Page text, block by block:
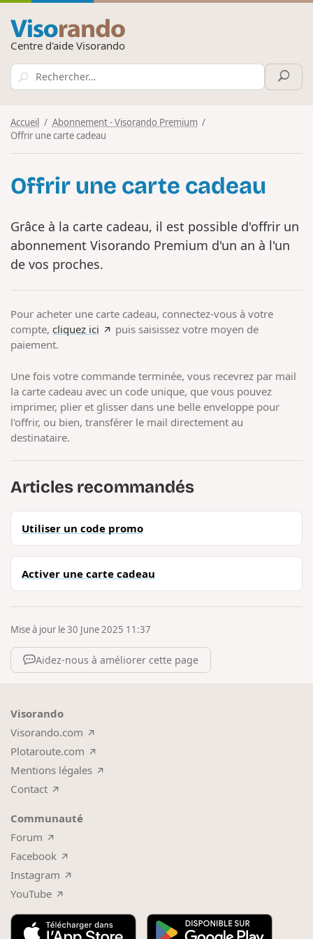
Centre d'aide Visorando
Accueil
Abonnement - Visorando Premium
Offrir une carte cadeau
Offrir une carte cadeau
Grâce à la carte cadeau, il est possible d'offrir un
abonnement Visorando Premium d'un an à l'un
de vos proches.
Pour acheter une carte cadeau, connectez-vous à votre
compte,cliquez ici
puis saisissez votre moyen de
paiement.
Une fois votre commande terminée, vous recevrez par mail
la carte cadeau avec un code unique, que vous pouvez
imprimer, plier et glisser dans une belle enveloppe pour
l'offrir, ou bien, transférer le mail directement au
destinataire.
Articles recommandés
Utiliser un code promo
Activer une carte cadeau
Mise à jour le 30 June 2025 11:37
Aidez-nous à améliorer cette page
Visorando
Visorando.com
Plotaroute.com
Mentions légales
Contact
Communauté
Forum
Facebook
Instagram
YouTube